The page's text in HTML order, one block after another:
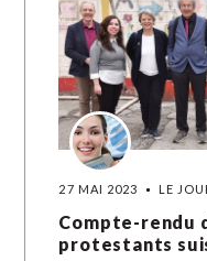
27 MAI 2023 LE
Compte-rendu
protestants